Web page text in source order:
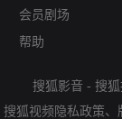
会员剧场
帮助
搜狐影音 - 搜
搜狐视频隐私政策、